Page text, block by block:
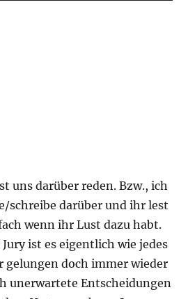
uns darüber reden. Bzw., ich
schreibe darüber und ihr lest
wenn ihr Lust dazu habt.
Jury ist es eigentlich wie jedes
gelungen doch immer wieder
unerwartete Entscheidungen